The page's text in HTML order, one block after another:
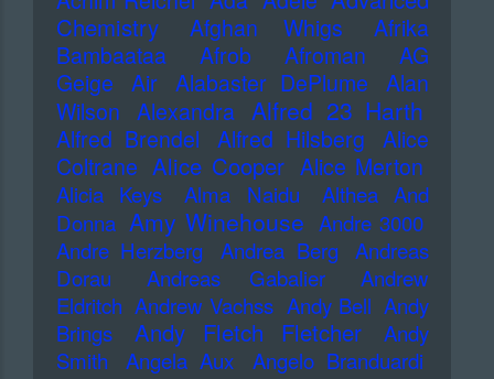
Chemistry
Afghan Whigs
Afrika
Bambaataa
Afrob Afroman
AG
Geige
Air Alabaster DePlume
Alan
Wilson Alexandra Alfred 23 Harth
Alfred Brendel Alfred Hilsberg
Alice
Coltrane Alice Cooper Alice Merton
Alicia Keys Alma Naidu
Althea And
Donna Amy Winehouse Andre 3000
Andre Herzberg
Andrea Berg
Andreas
Dorau
Andreas Gabalier
Andrew
Eldritch Andrew Vachss Andy Bell Andy
Brings
Andy Fletch Fletcher
Andy
Smith
Angela Aux
Angelo Branduardi